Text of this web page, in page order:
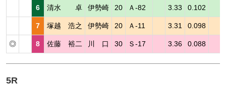
6 清水 卓 伊勢崎 20 Ａ-82 3.33 0.102
7 塚越 浩之 伊勢崎 20 Ａ-11 3.31 0.098
◎ 8 佐藤 裕二 川 口 30 Ｓ-17 3.36 0.088
5R